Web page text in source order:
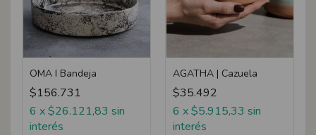
OMA I Bandeja
$156.731
6 x$26.121,83 sin
interés
AGATHA | Cazuela
$35.492
6 x$5.915,33 sin
interés